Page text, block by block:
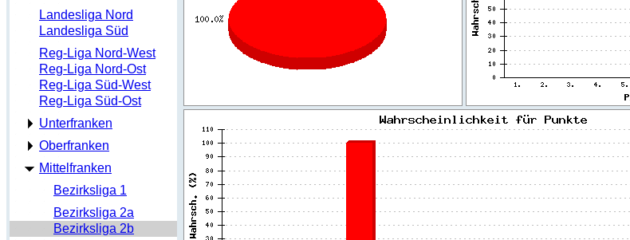
Landesliga Nord
Landesliga Süd
Reg-Liga Nord-West
Reg-Liga Nord-Ost
Reg-Liga Süd-West
Reg-Liga Süd-Ost
Unterfranken
Oberfranken
Mittelfranken
Bezirksliga 1
Bezirksliga 2a
Bezirksliga 2b